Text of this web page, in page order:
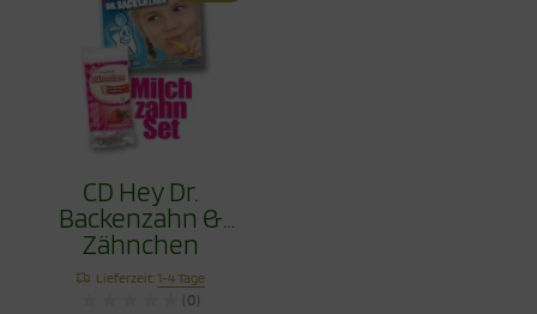
CD Hey Dr.
Backenzahn &
Zähnchen
Erdbeere 30g im
Set
Lieferzeit:1-4 Tage
(0)